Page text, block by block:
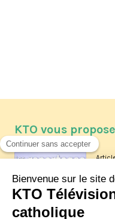
KTO vous propose